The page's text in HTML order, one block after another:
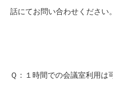
話にてお問い合わせください。
Ｑ：１時間での会議室利用は